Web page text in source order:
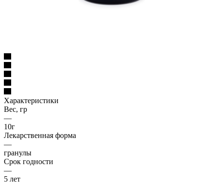
Характеристики
Вес, гр
—
10г
Лекарственная форма
—
гранулы
Срок годности
—
5 лет